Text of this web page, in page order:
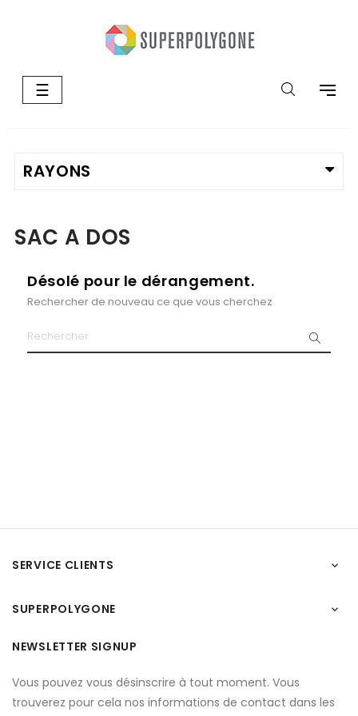
Basculer
la
☰
SAC A DOS
Désolé pour le dérangement.
Rechercher de nouveau ce que vous cherchez
SERVICE CLIENTS 
SUPERPOLYGONE 
NEWSLETTER SIGNUP
Vous pouvez vous désinscrire à tout moment. Vous
trouverez pour cela nos informations de contact dans les